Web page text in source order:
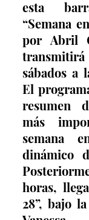
esta
“Semana
por Abril
sábados a
El
resumen
más
semana
dinámico
horas,
28”, bajo